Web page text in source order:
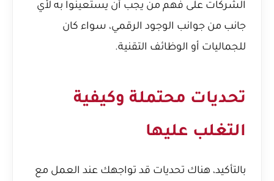
الشركات على فهم من يجب أن يستعينوا به لأي
جانب من جوانب الوجود الرقمي، سواء كان
للجماليات أو الوظائف التقنية.
تحديات محتملة وكيفية
التغلب عليها
بالتأكيد، هناك تحديات قد تواجهك عند العمل مع